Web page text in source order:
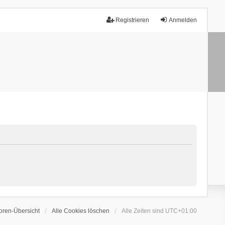
Anmelden
Registrieren
Übersicht Alle Cookies löschen Alle Zeiten sind UTC+01:00